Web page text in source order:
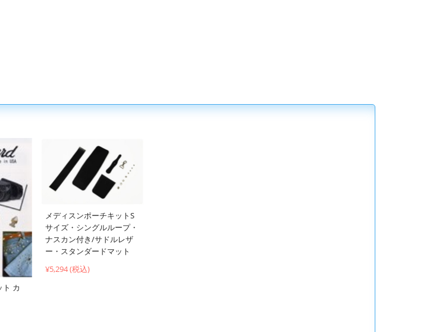
カ
メディスンポーチキットS
サイズ・シングルループ・
ナスカン付き/サドルレザ
ー・スタンダードマット
¥5,294 (税込)